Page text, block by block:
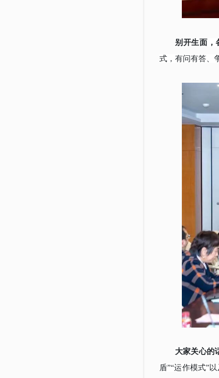
别开生面，
式，有问有答、
大家关心的
盾”“运作模式”